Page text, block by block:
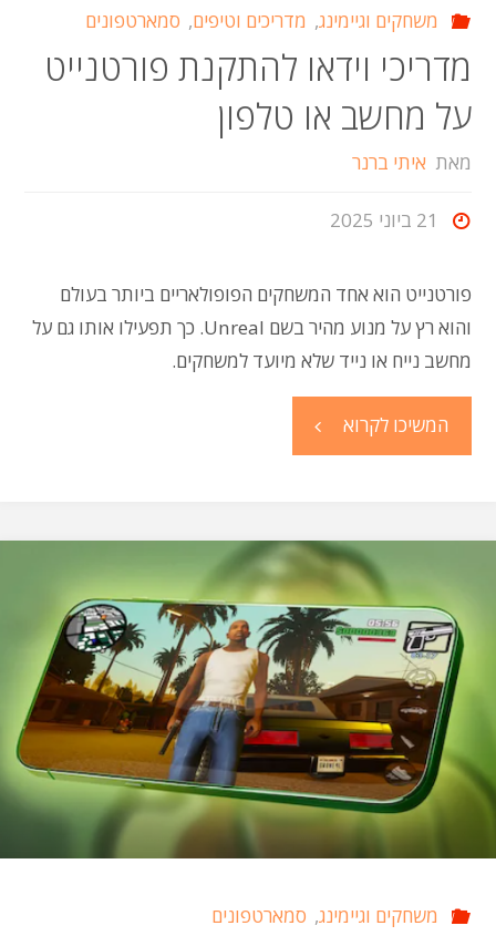
משחקים וגיימינג, מדריכים וטיפים, סמארטפונים
מדריכי וידאו להתקנת פורטנייט
על מחשב או טלפון
מאת איתי ברנר
21 ביוני 2025
פורטנייט הוא אחד המשחקים הפופולאריים ביותר בעולם
והוא רץ על מנוע מהיר בשם Unreal. כך תפעילו אותו גם על
מחשב נייח או נייד שלא מיועד למשחקים.
המשיכו לקרוא"מדריכי
להתקנת
פורטנייט
על
מחשב
או
טלפון"
משחקים וגיימינג, סמארטפונים